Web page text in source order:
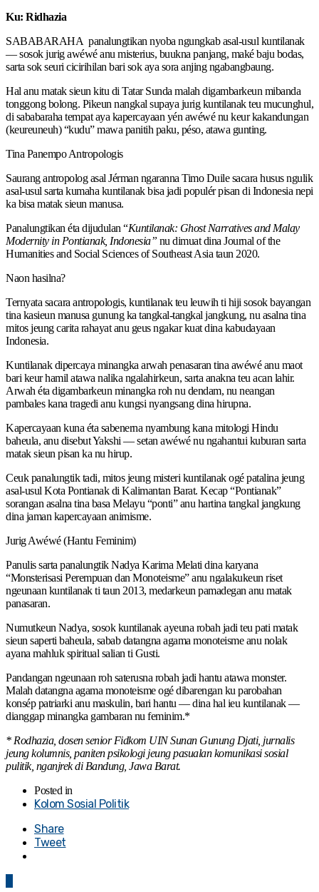
Ku: Ridhazia
SABABARAHA panalungtikan nyoba ngungkab asal-usul kuntilanak
— sosok jurig awéwé anu misterius, buukna panjang, maké baju bodas,
sarta sok seuri cicirihilan bari sok aya sora anjing ngabangbaung.
Hal anu matak sieun kitu di Tatar Sunda malah digambarkeun mibanda
tonggong bolong. Pikeun nangkal supaya jurig kuntilanak teu mucunghul,
di sababaraha tempat aya kapercayaan yén awéwé nu keur kakandungan
(keureuneuh) “kudu” mawa panitih paku, péso, atawa gunting.
Tina Panempo Antropologis
Saurang antropolog asal Jérman ngaranna Timo Duile sacara husus ngulik
asal-usul sarta kumaha kuntilanak bisa jadi populér pisan di Indonesia nepi
ka bisa matak sieun manusa.
Panalungtikan éta dijudulan “Kuntilanak: Ghost Narratives and Malay
Modernity in Pontianak, Indonesia” nu dimuat dina Journal of the
Humanities and Social Sciences of Southeast Asia taun 2020.
Naon hasilna?
Ternyata sacara antropologis, kuntilanak teu leuwih ti hiji sosok bayangan
tina kasieun manusa gunung ka tangkal-tangkal jangkung, nu asalna tina
mitos jeung carita rahayat anu geus ngakar kuat dina kabudayaan
Indonesia.
Kuntilanak dipercaya minangka arwah penasaran tina awéwé anu maot
bari keur hamil atawa nalika ngalahirkeun, sarta anakna teu acan lahir.
Arwah éta digambarkeun minangka roh nu dendam, nu neangan
pambales kana tragedi anu kungsi nyangsang dina hirupna.
Kapercayaan kuna éta sabenerna nyambung kana mitologi Hindu
baheula, anu disebut Yakshi — setan awéwé nu ngahantui kuburan sarta
matak sieun pisan ka nu hirup.
Ceuk panalungtik tadi, mitos jeung misteri kuntilanak ogé patalina jeung
asal-usul Kota Pontianak di Kalimantan Barat. Kecap “Pontianak”
sorangan asalna tina basa Melayu “ponti” anu hartina tangkal jangkung
dina jaman kapercayaan animisme.
Jurig Awéwé (Hantu Feminim)
Panulis sarta panalungtik Nadya Karima Melati dina karyana
“Monsterisasi Perempuan dan Monoteisme” anu ngalakukeun riset
ngeunaan kuntilanak ti taun 2013, medarkeun pamadegan anu matak
panasaran.
Numutkeun Nadya, sosok kuntilanak ayeuna robah jadi teu pati matak
sieun saperti baheula, sabab datangna agama monoteisme anu nolak
ayana mahluk spiritual salian ti Gusti.
Pandangan ngeunaan roh saterusna robah jadi hantu atawa monster.
Malah datangna agama monoteisme ogé dibarengan ku parobahan
konsép patriarki anu maskulin, bari hantu — dina hal ieu kuntilanak —
dianggap minangka gambaran nu feminim.*
* Rodhazia, dosen senior Fidkom UIN Sunan Gunung Djati, jurnalis
jeung kolumnis, paniten psikologi jeung pasualan komunikasi sosial
pulitik, nganjrek di Bandung, Jawa Barat.
Posted in
Kolom Sosial Politik
Share
Tweet